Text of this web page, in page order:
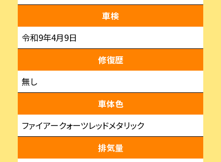
車検
令和9年4月9日
修復歴
無し
車体色
ファイアークォーツレッドメタリック
排気量